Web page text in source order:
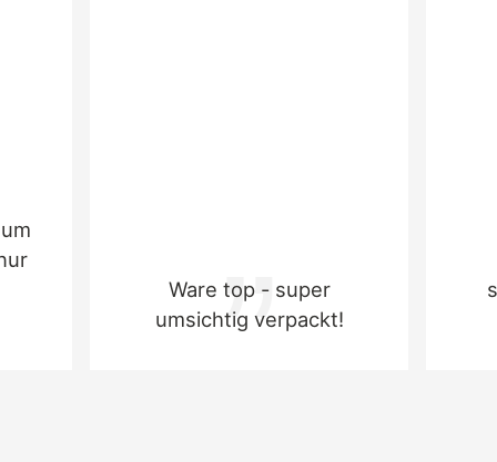
Ware top - super
umsichtig verpackt!